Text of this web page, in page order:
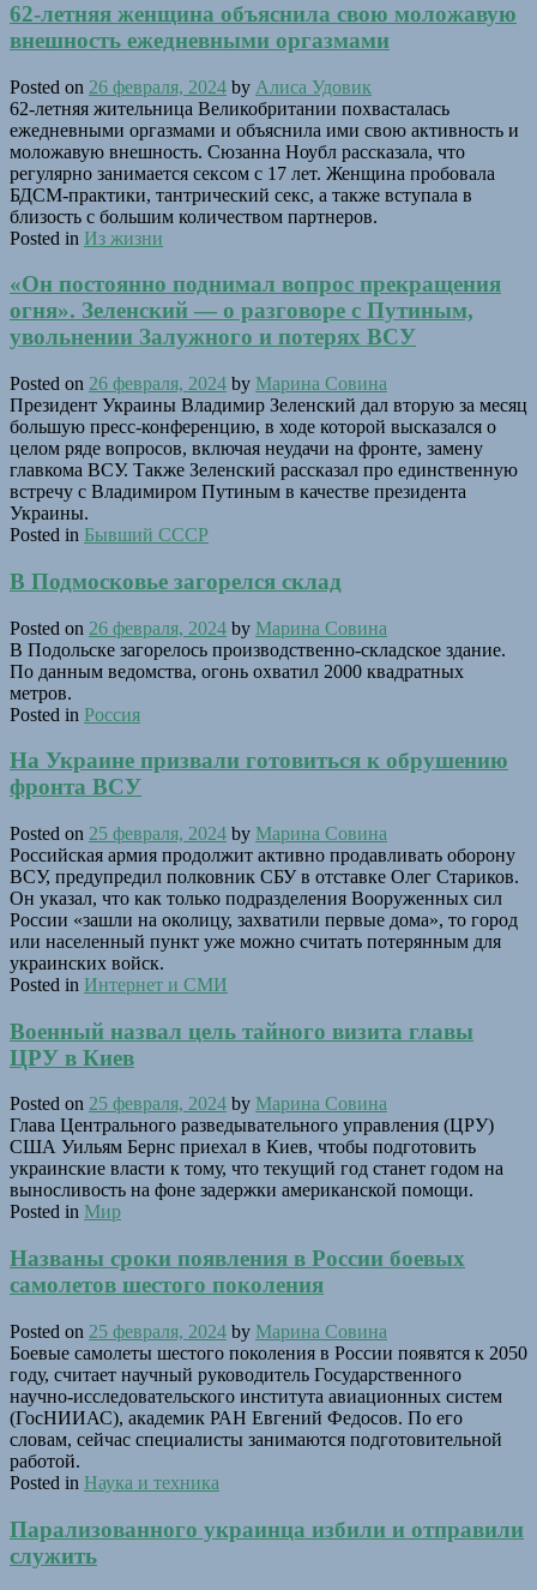
62-летняя женщина объяснила свою моложавую
внешность ежедневными оргазмами
Posted on 26 февраля, 2024 by Алиса Удовик
62-летняя жительница Великобритании похвасталась
ежедневными оргазмами и объяснила ими свою активность и
моложавую внешность. Сюзанна Ноубл рассказала, что
регулярно занимается сексом с 17 лет. Женщина пробовала
БДСМ-практики, тантрический секс, а также вступала в
близость с большим количеством партнеров.
Posted in Из жизни
«Он постоянно поднимал вопрос прекращения
огня». Зеленский — о разговоре с Путиным,
увольнении Залужного и потерях ВСУ
Posted on 26 февраля, 2024 by Марина Совина
Президент Украины Владимир Зеленский дал вторую за месяц
большую пресс-конференцию, в ходе которой высказался о
целом ряде вопросов, включая неудачи на фронте, замену
главкома ВСУ. Также Зеленский рассказал про единственную
встречу с Владимиром Путиным в качестве президента
Украины.
Posted in Бывший СССР
В Подмосковье загорелся склад
Posted on 26 февраля, 2024 by Марина Совина
В Подольске загорелось производственно-складское здание.
По данным ведомства, огонь охватил 2000 квадратных
метров.
Posted in Россия
На Украине призвали готовиться к обрушению
фронта ВСУ
Posted on 25 февраля, 2024 by Марина Совина
Российская армия продолжит активно продавливать оборону
ВСУ, предупредил полковник СБУ в отставке Олег Стариков.
Он указал, что как только подразделения Вооруженных сил
России «зашли на околицу, захватили первые дома», то город
или населенный пункт уже можно считать потерянным для
украинских войск.
Posted in Интернет и СМИ
Военный назвал цель тайного визита главы
ЦРУ в Киев
Posted on 25 февраля, 2024 by Марина Совина
Глава Центрального разведывательного управления (ЦРУ)
США Уильям Бернс приехал в Киев, чтобы подготовить
украинские власти к тому, что текущий год станет годом на
выносливость на фоне задержки американской помощи.
Posted in Мир
Названы сроки появления в России боевых
самолетов шестого поколения
Posted on 25 февраля, 2024 by Марина Совина
Боевые самолеты шестого поколения в России появятся к 2050
году, считает научный руководитель Государственного
научно-исследовательского института авиационных систем
(ГосНИИАС), академик РАН Евгений Федосов. По его
словам, сейчас специалисты занимаются подготовительной
работой.
Posted in Наука и техника
Парализованного украинца избили и отправили
служить